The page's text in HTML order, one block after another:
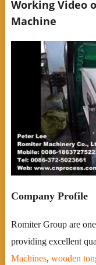
Working Video
Machine
Company Profile
Romiter Group are
providing excellent
Machines, wooden